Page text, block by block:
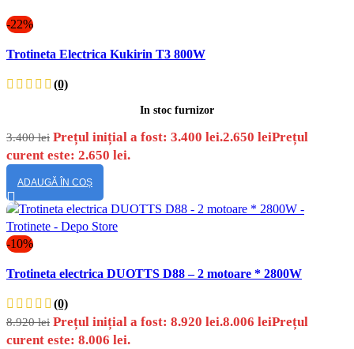
-22%
Vizualizare
Trotineta Electrica Kukirin T3 800W
(0)
In stoc furnizor
3.400lei Prețul inițial a fost: 3.400 lei.2.650 leiPrețul
curent este: 2.650 lei.
ADAUGĂ ÎN COȘ
-10%
Vizualizare
Trotineta electrica DUOTTS D88 – 2 motoare * 2800W
(0)
8.920lei Prețul inițial a fost: 8.920 lei.8.006 leiPrețul
curent este: 8.006 lei.